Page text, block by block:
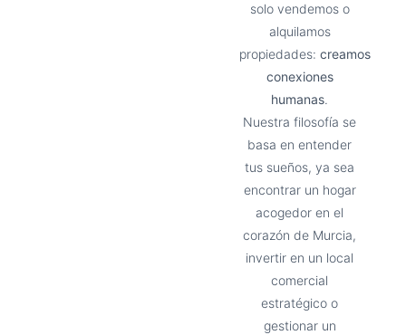
solo vendemos o
alquilamos
propiedades: creamos
conexiones
humanas.
Nuestra filosofía se
basa en entender
tus sueños, ya sea
encontrar un hogar
acogedor en el
corazón de Murcia,
invertir en un local
comercial
estratégico o
gestionar un